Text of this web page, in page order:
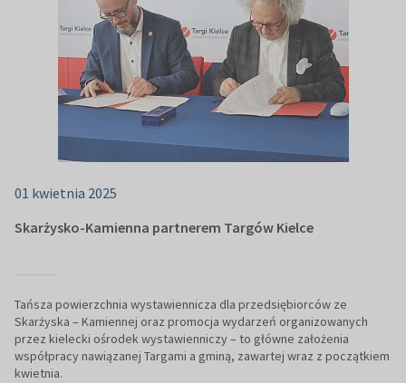
01 kwietnia 2025
Skarżysko-Kamienna partnerem Targów Kielce
Tańsza powierzchnia wystawiennicza dla przedsiębiorców ze
Skarżyska – Kamiennej oraz promocja wydarzeń organizowanych
przez kielecki ośrodek wystawienniczy – to główne założenia
współpracy nawiązanej Targami a gminą, zawartej wraz z początkiem
kwietnia.